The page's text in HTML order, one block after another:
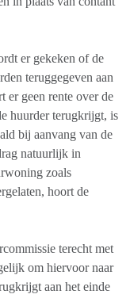
er gekeken of de
teruggegeven aan
er geen rente over de
huurder terugkrijgt, is
bij aanvang van de
natuurlijk in
zoals
hoort de
terecht met
om hiervoor naar
aan het einde